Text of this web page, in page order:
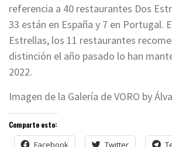
referencia a 40 restaurantes Dos
33 están en España y 7 en Portugal.
Estrellas, los 11 restaurantes
distinción el año pasado lo han
2022.
Imagen de la Galería de VORO by
Comparte esto:
Facebook Twitter